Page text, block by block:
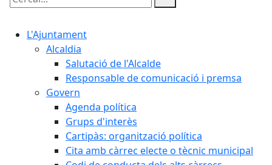
Cercar:
L'Ajuntament
Alcaldia
Salutació de l'Alcalde
Responsable de comunicació i premsa
Govern
Agenda política
Grups d'interès
Cartipàs: organització política
Cita amb càrrec electe o tècnic municipal